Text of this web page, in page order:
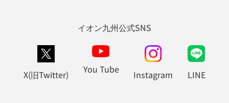
イオン九州公式SNS
X(旧Twitter) You Tube Instagram LINE